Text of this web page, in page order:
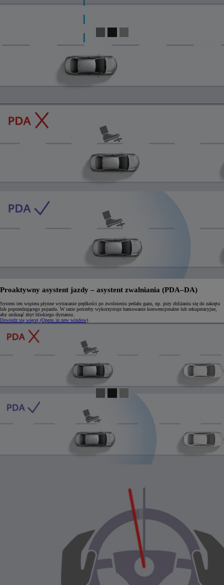
0:04 / 0:24
Proaktywny asystent jazdy – asystent zwalniania (PDA–DA)
System ten wspiera płynne wytracanie prędkości po zwolnieniu pedału gazu, np. przy zbliżaniu się do zakrętu
lub poprzedzającego pojazdu. W razie potrzeby wykorzystuje hamowanie konwencjonalne lub rekuperacyjne,
aby uniknąć zbyt bliskiego dystansu.
Dowiedz się więcej (Opens in new window)
0:04 / 0:13